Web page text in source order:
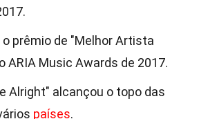
o prêmio de "Melhor Artista
ARIA Music Awards de 2017.
Alright" alcançou o topo das
países.